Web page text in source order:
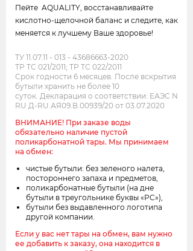
Пейте AQUALITY, восстанавливайте
кислотно-щелочной баланс и следите, как
меняется к лучшему Ваше здоровье!
ТУ 11.07.11 - 013 - 43686663-2020
ТР ТС 021/2011; ТР ТС 022/2011
Срок годности 6 месяцев. После вскрытия
бутыли хранить не более 10
суток. Декларация о соответствии: ЕАЭС N
RU Д-RU.АЯ09.В.00939/20 от 03.07.2020
ВНИМАНИЕ! При заказе воды
обязательно наличие пустой
поликарбонатной тары. Мы принимаем
на обмен:
чистые бутыли: без зеленого налета,
постороннего запаха и предметов,
поликарбонатные бутыли (на дне
бутыли в треугольнике буквы «PC»),
бутыли без выдавленного логотипа
другой компании.
Если у вас нет тары на обмен, вам нужно
ее добавить к заказу, она находится в